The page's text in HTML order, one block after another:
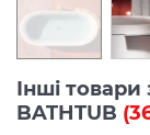
Інші товари
BATHTUB